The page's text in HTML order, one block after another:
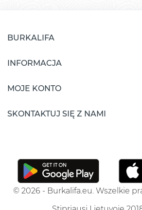
BURKALIFA
INFORMACJA
MOJE KONTO
SKONTAKTUJ SIĘ Z NAMI
© 2026 - Burkalifa.eu. Wszelkie